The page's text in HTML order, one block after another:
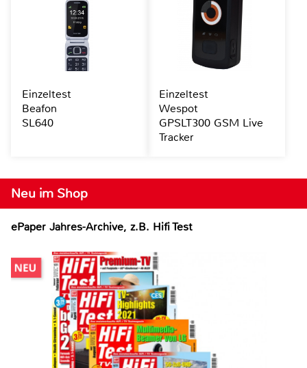
Neu im Shop
ePaper Jahres-Archive, z.B. Hifi Test
Einzeltest
Beafon
SL640
Einzeltest
Wespot
GPSLT300 GSM Live
Tracker